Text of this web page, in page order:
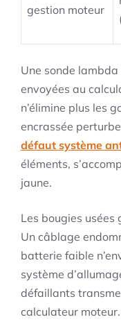
gestion moteur
Une sonde
envoyées au
n’élimine plus les
encrassée
défaut système
éléments,
jaune.
Les bougies usées
Un câblage
batterie faible
système
défaillants
calculateur moteur.